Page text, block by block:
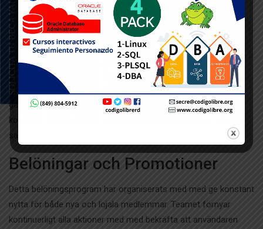
Kreditkort 2-5 dagar 100 SEK
E-plånböcker Instant 24 h 50 SEK
Alla utbetalningar behandlas genom vårt särskilda
ekonomiavdelning som verkar hela dygnet igenom till för
garantera rask process. Gruppen har installerat självkörande
kontrollprocesser där snabbar upp utbetalningsprocessen
samtidigt vilket teamet säkerställer rigorösa kontroller.
Belöningar och Promotioner
Detta belöningsprogram har organiserats med med ge konstant
nytta för både nya och lojala medlemmar. Teamet förnyar
kontinuerligt alla aktioner med med bekräfta att användaren
SOLICITA TU BECA YA!